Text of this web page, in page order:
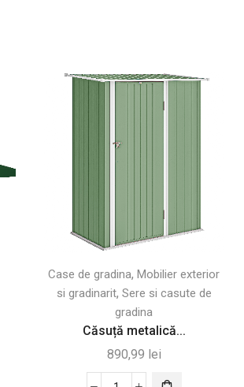
Case de gradina,Mobilier exterior
si gradinarit, Sere si casute de
gradina
Căsuță metalică...
890,99 lei